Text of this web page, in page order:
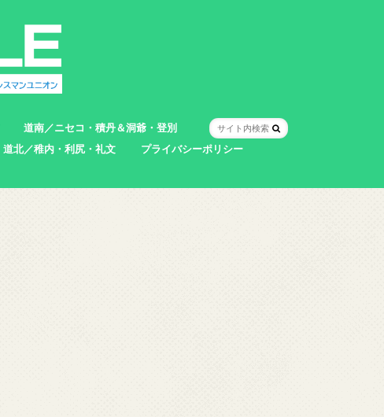
道南／ニセコ・積丹＆洞爺・登別
室蘭市
登別市
洞爺湖町
真狩村
共和町
壮瞥町
積丹町
神恵内村
道北／稚内・利尻・礼文
プライバシーポリシー